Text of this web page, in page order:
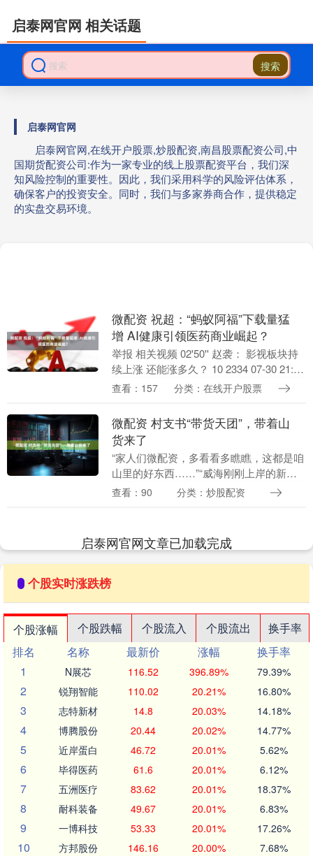
搜索
启泰网官网
启泰网官网,在线开户股票,炒股配资,南昌股票配资公司,中
国期货配资公司:作为一家专业的线上股票配资平台，我们深
知风险控制的重要性。因此，我们采用科学的风险评估体系，
确保客户的投资安全。同时，我们与多家券商合作，提供稳定
的实盘交易环境。
启泰网官网 相关话题
微配资 祝超：“蚂蚁阿福”下载量猛
增 AI健康引领医药商业崛起？
举报 相关视频 02'50'' 赵袭： 影视板块持
续上涨 还能涨多久？ 10 2334 07-30 21:08
00'52....
查看：157 分类：在线开户股票
微配资 村支书“带货天团”，带着山
货来了
“家人们微配资，多看看多瞧瞧，这都是咱
山里的好东西……”“威海刚刚上岸的新鲜
刺参，手慢可就没啦！”……9月23日，在
查看：90 分类：炒股配资
启泰网官网文章已加载完成
个股实时涨跌榜
个股涨幅 个股跌幅 个股流入 个股流出
换手率
排名
名称 最新价 涨幅
换手率
1
N展芯 116.52 396.89% 79.39%
2 锐翔智能 110.02 20.21% 16.80%
3 志特新材 14.8 20.03% 14.18%
4 博腾股份 20.44 20.02% 14.77%
5 近岸蛋白 46.72 20.01% 5.62%
6 毕得医药 61.6 20.01% 6.12%
7 五洲医疗 83.62 20.01% 18.37%
8 耐科装备 49.67 20.01% 6.83%
9 一博科技 53.33 20.01% 17.26%
10 方邦股份 146.16 20.00% 7.68%